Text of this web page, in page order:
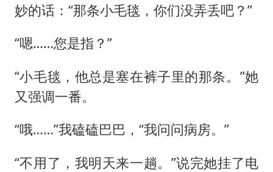
妙的话：“那条小毛毯，你们没弄丢吧？”
“嗯……您是指？”
“小毛毯，他总是塞在裤子里的那条。”她
又强调一番。
“哦……”我磕磕巴巴，“我问问病房。”
“不用了，我明天来一趟。”说完她挂了电